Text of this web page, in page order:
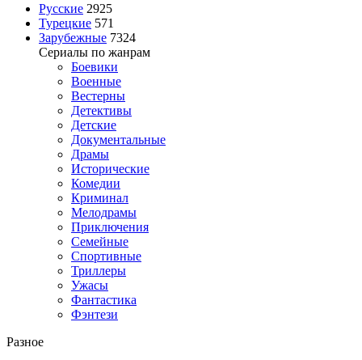
Русские 2925
Турецкие 571
Зарубежные 7324
Сериалы по жанрам
Боевики
Военные
Вестерны
Детективы
Детские
Документальные
Драмы
Исторические
Комедии
Криминал
Мелодрамы
Приключения
Семейные
Спортивные
Триллеры
Ужасы
Фантастика
Фэнтези
Разное